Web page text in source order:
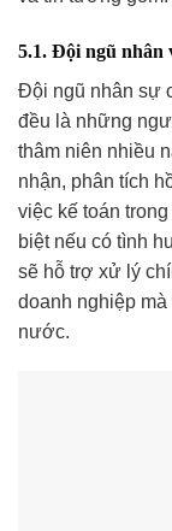
5.1. Đội ngũ nhân
Đội ngũ nhân sự
đều là những
thâm niên nhiều
nhận, phân tích
việc kế toán
biệt nếu có tình
sẽ hỗ trợ xử lý
doanh nghiệp
nước.